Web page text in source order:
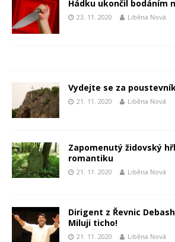
Hádku ukončil bodáním
23. 11. 2020 Liběna Nová
Vydejte se za
21. 11. 2020 Liběna Nová
Zapomenutý židovský
romantiku
21. 11. 2020 Liběna Nová
Dirigent z Řevnic
Miluji ticho!
21. 11. 2020 Liběna Nová